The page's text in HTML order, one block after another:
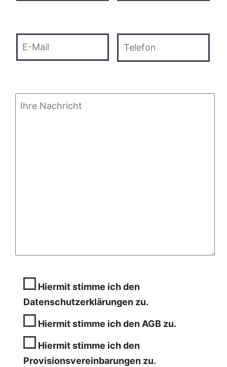
Hiermit stimme ich den
Datenschutzerklärungen zu.
Hiermit stimme ich den AGB zu.
Hiermit stimme ich den
Provisionsvereinbarungen zu.